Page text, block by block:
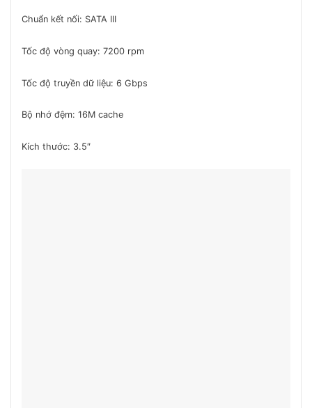
Chuẩn kết nối: SATA III
Tốc độ vòng quay: 7200 rpm
Tốc độ truyền dữ liệu: 6 Gbps
Bộ nhớ đệm: 16M cache
Kích thước: 3.5″